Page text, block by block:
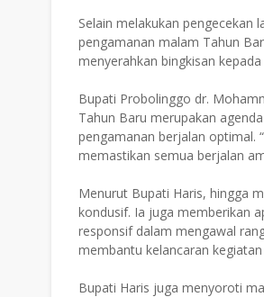
Selain melakukan pengecekan
pengamanan malam Tahun
menyerahkan bingkisan
Bupati Probolinggo dr.
Tahun Baru merupakan
pengamanan berjalan optimal.
memastikan semua berjalan
Menurut Bupati Haris, hingga
kondusif. Ia juga memberikan
responsif dalam mengawal
membantu kelancaran
Bupati Haris juga menyoroti